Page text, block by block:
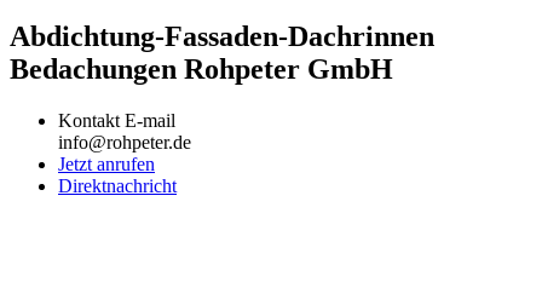
Abdichtung-Fassaden-Dachrinnen
Bedachungen Rohpeter GmbH
Kontakt E-mail
info@rohpeter.de
Jetzt anrufen
Direktnachricht